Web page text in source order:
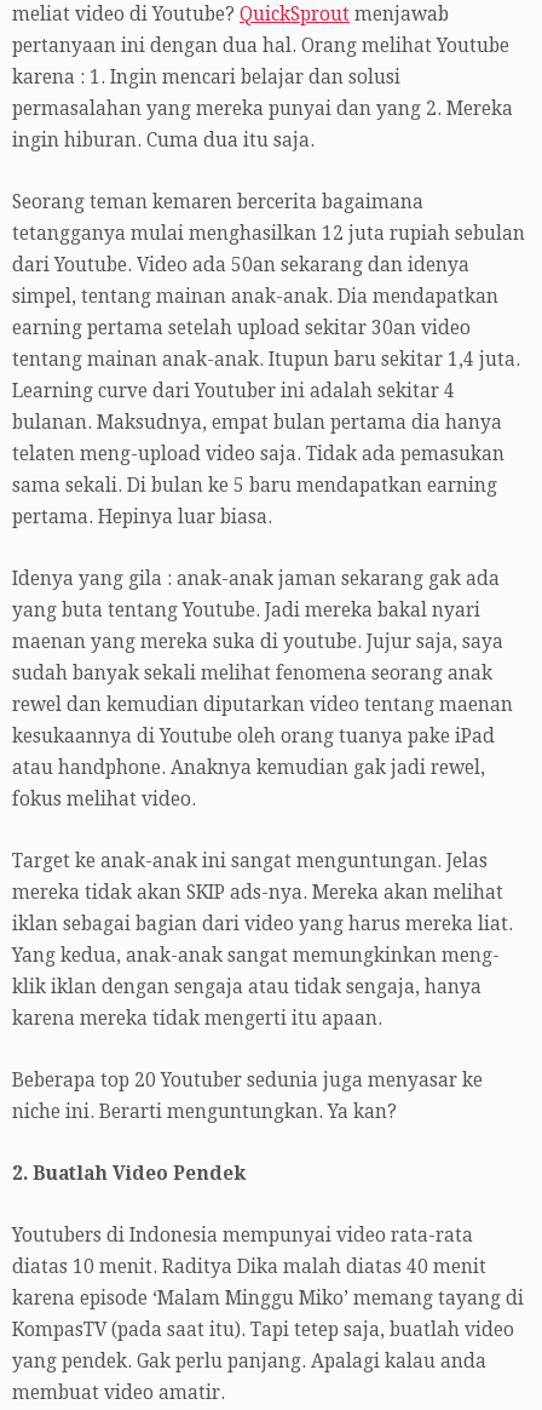
meliat video di Youtube? QuickSprout menjawab
pertanyaan ini dengan dua hal. Orang melihat Youtube
karena : 1. Ingin mencari belajar dan solusi
permasalahan yang mereka punyai dan yang 2. Mereka
ingin hiburan. Cuma dua itu saja.
Seorang teman kemaren bercerita bagaimana
tetangganya mulai menghasilkan 12 juta rupiah sebulan
dari Youtube. Video ada 50an sekarang dan idenya
simpel, tentang mainan anak-anak. Dia mendapatkan
earning pertama setelah upload sekitar 30an video
tentang mainan anak-anak. Itupun baru sekitar 1,4 juta.
Learning curve dari Youtuber ini adalah sekitar 4
bulanan. Maksudnya, empat bulan pertama dia hanya
telaten meng-upload video saja. Tidak ada pemasukan
sama sekali. Di bulan ke 5 baru mendapatkan earning
pertama. Hepinya luar biasa.
Idenya yang gila : anak-anak jaman sekarang gak ada
yang buta tentang Youtube. Jadi mereka bakal nyari
maenan yang mereka suka di youtube. Jujur saja, saya
sudah banyak sekali melihat fenomena seorang anak
rewel dan kemudian diputarkan video tentang maenan
kesukaannya di Youtube oleh orang tuanya pake iPad
atau handphone. Anaknya kemudian gak jadi rewel,
fokus melihat video.
Target ke anak-anak ini sangat menguntungan. Jelas
mereka tidak akan SKIP ads-nya. Mereka akan melihat
iklan sebagai bagian dari video yang harus mereka liat.
Yang kedua, anak-anak sangat memungkinkan meng-
klik iklan dengan sengaja atau tidak sengaja, hanya
karena mereka tidak mengerti itu apaan.
Beberapa top 20 Youtuber sedunia juga menyasar ke
niche ini. Berarti menguntungkan. Ya kan?
2. Buatlah Video Pendek
Youtubers di Indonesia mempunyai video rata-rata
diatas 10 menit. Raditya Dika malah diatas 40 menit
karena episode ‘Malam Minggu Miko’ memang tayang di
KompasTV (pada saat itu). Tapi tetep saja, buatlah video
yang pendek. Gak perlu panjang. Apalagi kalau anda
membuat video amatir.